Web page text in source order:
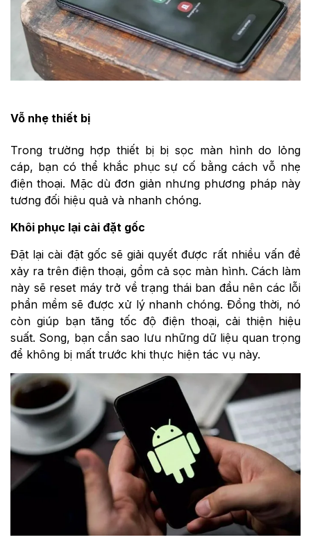
Vỗ nhẹ thiết bị
Trong trường hợp thiết bị bị sọc màn hình do lỏng
cáp, bạn có thể khắc phục sự cố bằng cách vỗ nhẹ
điện thoại. Mặc dù đơn giản nhưng phương pháp này
tương đối hiệu quả và nhanh chóng.
Khôi phục lại cài đặt gốc
Đặt lại cài đặt gốc sẽ giải quyết được rất nhiều vấn đề
xảy ra trên điện thoại, gồm cả sọc màn hình. Cách làm
này sẽ reset máy trở về trạng thái ban đầu nên các lỗi
phần mềm sẽ được xử lý nhanh chóng. Đồng thời, nó
còn giúp bạn tăng tốc độ điện thoại, cải thiện hiệu
suất. Song, bạn cần sao lưu những dữ liệu quan trọng
để không bị mất trước khi thực hiện tác vụ này.